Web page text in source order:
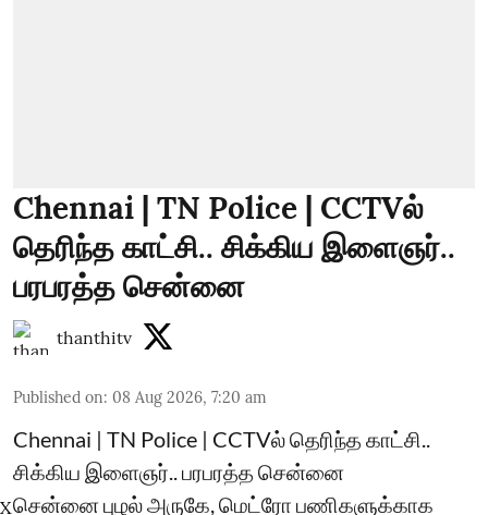
Chennai | TN Police | CCTVல்
தெரிந்த காட்சி.. சிக்கிய இளைஞர்..
பரபரத்த சென்னை
thanthitv
Published on: 08 Aug 2026, 7:20 am
Chennai | TN Police | CCTVல் தெரிந்த காட்சி..
சிக்கிய இளைஞர்.. பரபரத்த சென்னை
சென்னை புழல் அருகே, மெட்ரோ பணிகளுக்காக
X